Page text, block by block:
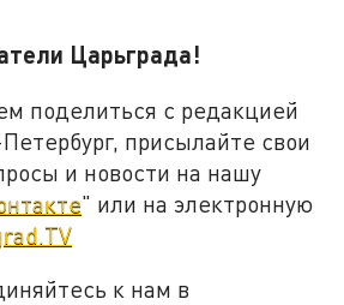
Царьграда!
поделиться с редакцией
присылайте свои
и новости на нашу
" или на электронную
к нам в